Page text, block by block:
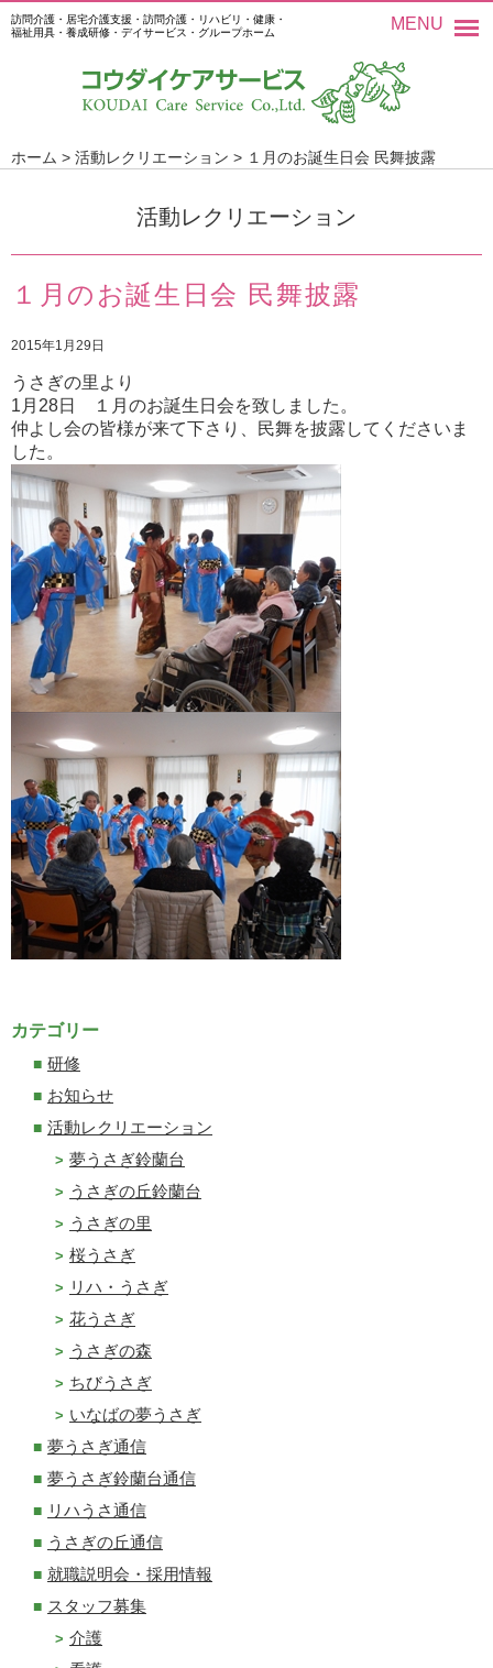
訪問介護・居宅介護支援・訪問介護・リハビリ・健康・
福祉用具・養成研修・デイサービス・グループホーム
MENU
ホーム > 活動レクリエーション > １月のお誕生日会 民舞披露
活動レクリエーション
１月のお誕生日会 民舞披露
2015年1月29日
うさぎの里より
1 月 28日 １月のお誕生日会を致しました。
仲よし会の皆様が来て下さり、民舞を披露してくださいま
した。
カテゴリー
研修
お知らせ
活動レクリエーション
夢うさぎ鈴蘭台
うさぎの丘鈴蘭台
うさぎの里
桜うさぎ
リハ・うさぎ
花うさぎ
うさぎの森
ちびうさぎ
いなばの夢うさぎ
夢うさぎ通信
夢うさぎ鈴蘭台通信
リハうさ通信
うさぎの丘通信
就職説明会・採用情報
スタッフ募集
介護